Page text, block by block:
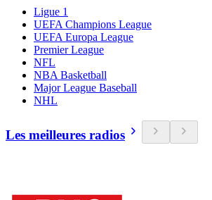
Ligue 1
UEFA Champions League
UEFA Europa League
Premier League
NFL
NBA Basketball
Major League Baseball
NHL
Les meilleures radios